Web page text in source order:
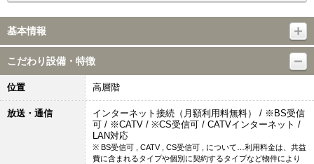
基本情報
こだわり設備・特徴
位置 高層階
放送・通信
インターネット接続（月額利用料無料） / ※BS受信
可 / ※CATV / ※CS受信可 / CATVインターネット /
LAN対応
※ BS受信可 , CATV , CS受信可 , について…利用料金は、共益
費に含まれるタイプや個別に契約するタイプなど物件により